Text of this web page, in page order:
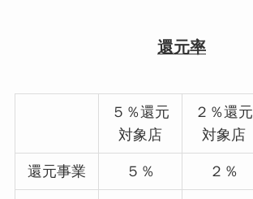
還元率
５％還元
対象店
２％還元
対象店
還元事業 ５％ ２％